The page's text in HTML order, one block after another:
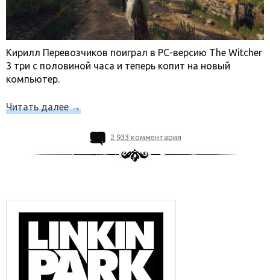
Кирилл Перевозчиков поиграл в PC-версию The Witcher
3 три с половиной часа и теперь копит на новый
компьютер.
Читать далее→
2 933 комментария